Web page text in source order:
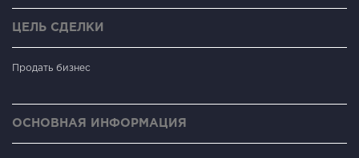
ЦЕЛЬ СДЕЛКИ
Продать бизнес
ОСНОВНАЯ ИНФОРМАЦИЯ